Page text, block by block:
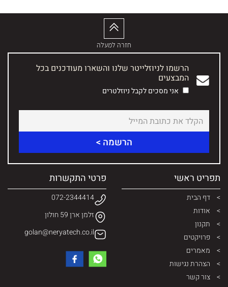
חזרה למעלה
הרשמו לניוזלייטר שלנו והשארו מעודכנים בכל
המבצעים
אני מסכים לקבל ניוזלטרים
תפריט ראשי
דף הבית
אודות
תקנון
פרויקטים
מאמרים
הצהרת נגישות
צור קשר
פרטי התקשרות
072-2344414
זלמן ארן 59 חולון
golan@neryatech.co.il